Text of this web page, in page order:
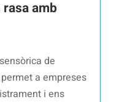
amb
de
a empreses
i ens